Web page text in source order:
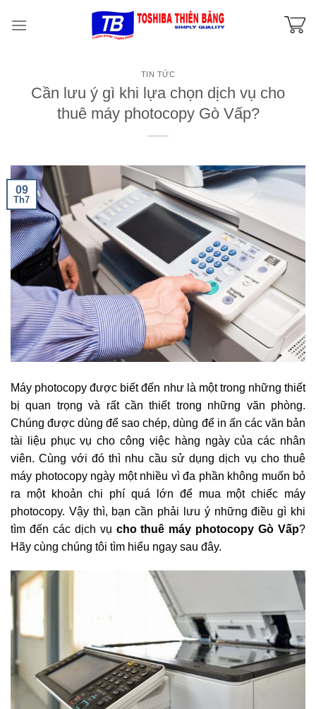
TIN TỨC
Cần lưu ý gì khi lựa chọn dịch vụ cho
thuê máy photocopy Gò Vấp?
09
Th7
Máy photocopy được biết đến như là một trong những thiết
bị quan trọng và rất cần thiết trong những văn phòng.
Chúng được dùng để sao chép, dùng để in ấn các văn bản
tài liệu phục vụ cho công việc hàng ngày của các nhân
viên. Cùng với đó thì nhu cầu sử dụng dịch vụ cho thuê
máy photocopy ngày một nhiều vì đa phần không muốn bỏ
ra một khoản chi phí quá lớn để mua một chiếc máy
photocopy. Vậy thì, bạn cần phải lưu ý những điều gì khi
tìm đến các dịch vụ cho thuê máy photocopy Gò Vấp?
Hãy cùng chúng tôi tìm hiểu ngay sau đây.